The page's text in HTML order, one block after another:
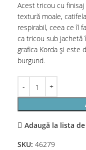
Acest tricou cu finisaj
textură moale,
respirabil, ceea ce îl
ca tricou sub jachetă
grafica Korda și este
burgund.
Adaugă la lista
SKU: 46279